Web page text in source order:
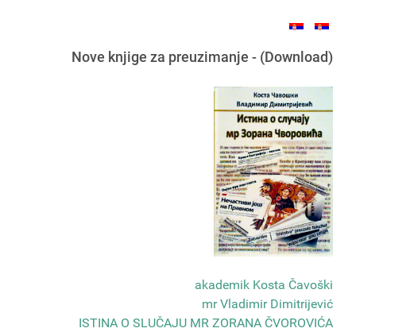
Nove knjige za preuzimanje - (Download)
akademik Kosta Čavoški
mr Vladimir Dimitrijević
ISTINA O SLUČAJU MR ZORANA ČVOROVIĆA